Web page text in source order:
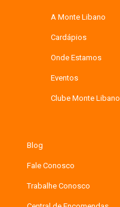
A Monte Libano
Cardápios
Onde Estamos
Eventos
Clube Monte Libano
Blog
Fale Conosco
Trabalhe Conosco